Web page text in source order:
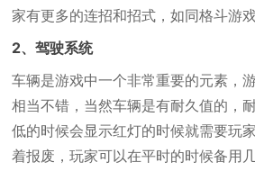
家有更多的连招和招式，如同格斗游戏
2、驾驶系统
车辆是游戏中一个非常重要的元素，
相当不错，当然车辆是有耐久值的，
低的时候会显示红灯的时候就需要玩
着报废，玩家可以在平时的时候备用